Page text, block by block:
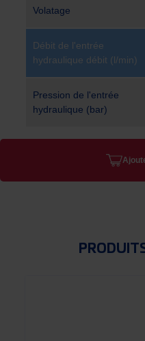
Volatage
Débit de l'entrée
hydraulique débit (l/min)
Pression de l'entrée
hydraulique (bar)